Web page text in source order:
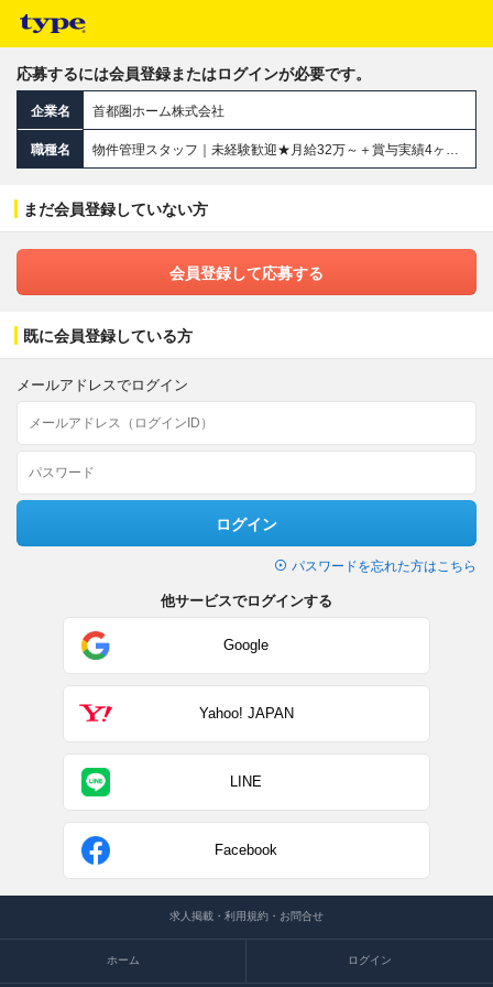
応募するには会員登録またはログインが必要です。
企業名 首都圏ホーム株式会社
職種名 物件管理スタッフ｜未経験歓迎★月給32万～＋賞与実績4ヶ月★最短1週間で内定★転勤なし★完全週休2日★研修充実
まだ会員登録していない方
会員登録して応募する
既に会員登録している方
メールアドレスでログイン
ログイン
パスワードを忘れた方はこちら
他サービスでログインする
Google
Yahoo! JAPAN
LINE
Facebook
求人掲載・利用規約・お問合せ
ホーム ログイン